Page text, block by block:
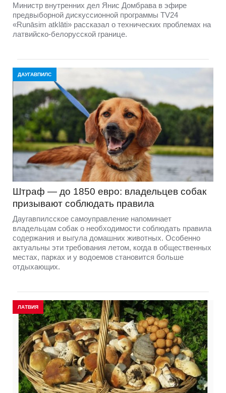
Министр внутренних дел Янис Домбрава в эфире
предвыборной дискуссионной программы TV24
«Runāsim atklāti» рассказал о технических проблемах на
латвийско-белорусской границе.
ДАУГАВПИЛС
Штраф — до 1850 евро: владельцев собак
призывают соблюдать правила
Даугавпилсское самоуправление напоминает
владельцам собак о необходимости соблюдать правила
содержания и выгула домашних животных. Особенно
актуальны эти требования летом, когда в общественных
местах, парках и у водоемов становится больше
отдыхающих.
ЛАТВИЯ